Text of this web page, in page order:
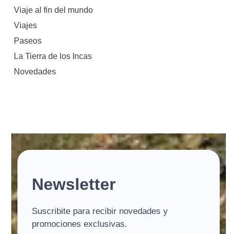
Viaje al fin del mundo
Viajes
Paseos
La Tierra de los Incas
Novedades
Newsletter
Suscribite para recibir novedades y
promociones exclusivas.